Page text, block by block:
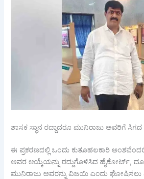
ಶಾಸಕ ಸ್ಥಾನ ರದ್ದಾದರೂ ಮುನಿರಾಜು ಅವರಿಗೆ
ಈ ಪ್ರಕರಣದಲ್ಲಿ ಒಂದು ಕುತೂಹಲಕಾರಿ
ಅವರ ಆಯ್ಕೆಯನ್ನು ರದ್ದುಗೊಳಿಸಿದ ಹೈಕೋರ್ಟ್,
ಮುನಿರಾಜು ಅವರನ್ನು ವಿಜಯಿ ಎಂದು ಘೋಷಿಸಲು